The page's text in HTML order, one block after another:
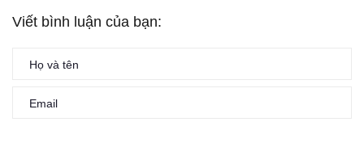
Viết bình luận của bạn: